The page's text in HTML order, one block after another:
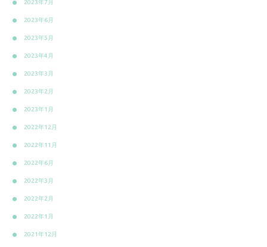
2023年7月
2023年6月
2023年5月
2023年4月
2023年3月
2023年2月
2023年1月
2022年12月
2022年11月
2022年6月
2022年3月
2022年2月
2022年1月
2021年12月